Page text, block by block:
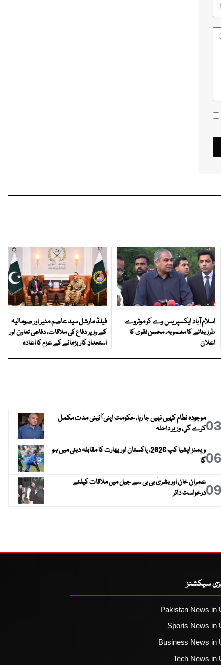
اسلام آباد ایکسپریس وے کو موٹروے
طرز بنانے کا منصوبہ، محسن نقوی کا
اعلان
فیلڈ مارشل سید عاصم منیر اور صومالیہ
کے وزیر دفاع کی ملاقات، دفاعی تعاون اور
استعدادِ کار بڑھانے کے عزم کا اعادہ
03موجودہ نظام کہیں نہیں جا رہا، حکومت اپنی آئینی مدت مکمل
کرے گی، وزیر داخلہ
06
ویمنز ایشیا کپ 2026، پاکستان اور بھارت کا مقابلہ دبئی میں ہو
گا
09عمران خان اور بشریٰ بی بی سے جیل میں ملاقات کیلئے
درخواست دائر
سیکشنز
Pakistan News in
Sports News in
Business News in
Tech News in